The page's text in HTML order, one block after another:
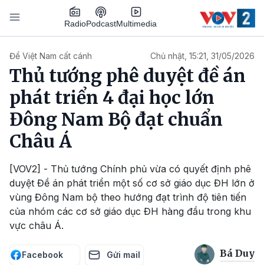
Nhảy đến nội dung
RadioPodcastMultimedia
Để Việt Nam cất cánh Chủ nhật, 15:21, 31/05/2026
Thủ tướng phê duyệt đề án
phát triển 4 đại học lớn
Đông Nam Bộ đạt chuẩn
Châu Á
[VOV2] - Thủ tướng Chính phủ vừa có quyết định phê
duyệt Đề án phát triển một số cơ sở giáo dục ĐH lớn ở
vùng Đông Nam bộ theo hướng đạt trình độ tiên tiến
của nhóm các cơ sở giáo dục ĐH hàng đầu trong khu
vực châu Á.
Facebook Gửi mail Bá Duy